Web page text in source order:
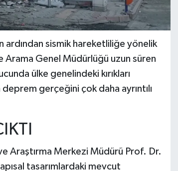
sismik hareketliliğe yönelik
Arama Genel Müdürlüğü uzun süren
ülke genelindeki kırıkları
gerçeğini çok daha ayrıntılı
Araştırma Merkezi Müdürü Prof. Dr.
tasarımlardaki mevcut